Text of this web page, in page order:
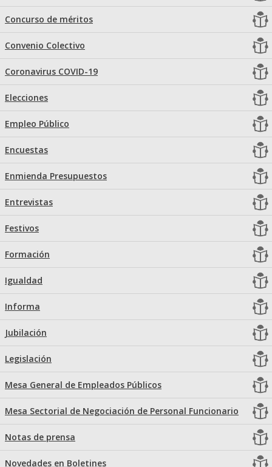
Concurso de méritos
Convenio Colectivo
Coronavirus COVID-19
Elecciones
Empleo Público
Encuestas
Enmienda Presupuestos
Entrevistas
Festivos
Formación
Igualdad
Informa
Jubilación
Legislación
Mesa General de Empleados Públicos
Mesa Sectorial de Negociación de Personal Funcionario
Notas de prensa
Novedades en Boletines